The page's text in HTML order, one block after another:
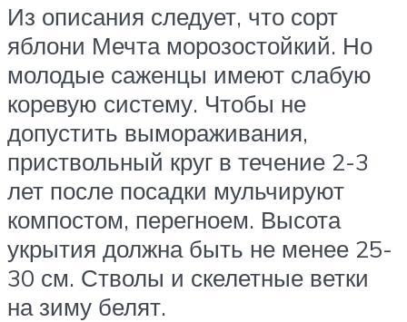
Из описания следует, что сорт
яблони Мечта морозостойкий. Но
молодые саженцы имеют слабую
коревую систему. Чтобы не
допустить вымораживания,
приствольный круг в течение 2-3
лет после посадки мульчируют
компостом, перегноем. Высота
укрытия должна быть не менее 25-
30 см. Стволы и скелетные ветки
на зиму белят.